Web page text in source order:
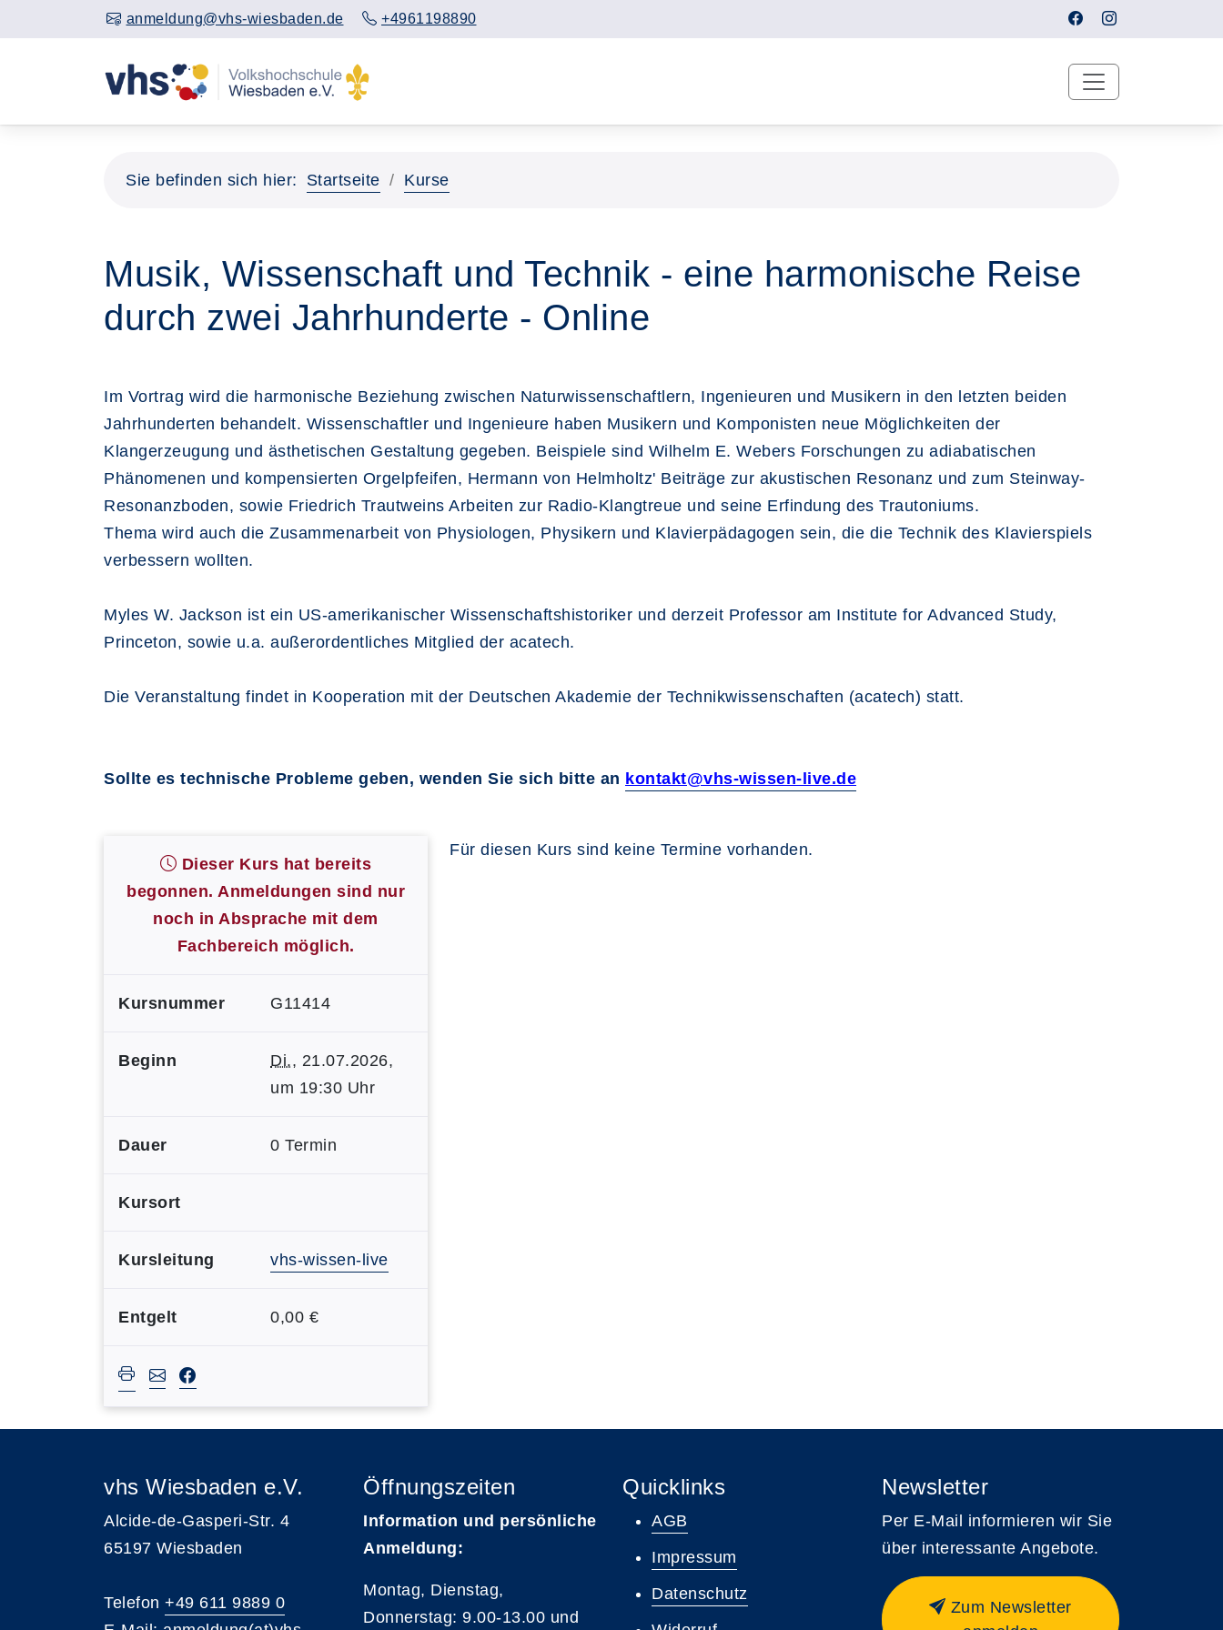
anmeldung@vhs-wiesbaden.de +4961198890
Sie befinden sich hier: Startseite Kurse
Musik, Wissenschaft und Technik - eine harmonische Reise
durch zwei Jahrhunderte - Online
Im Vortrag wird die harmonische Beziehung zwischen Naturwissenschaftlern, Ingenieuren und Musikern in den letzten beiden
Jahrhunderten behandelt. Wissenschaftler und Ingenieure haben Musikern und Komponisten neue Möglichkeiten der
Klangerzeugung und ästhetischen Gestaltung gegeben. Beispiele sind Wilhelm E. Webers Forschungen zu adiabatischen
Phänomenen und kompensierten Orgelpfeifen, Hermann von Helmholtz' Beiträge zur akustischen Resonanz und zum Steinway-
Resonanzboden, sowie Friedrich Trautweins Arbeiten zur Radio-Klangtreue und seine Erfindung des Trautoniums.
Thema wird auch die Zusammenarbeit von Physiologen, Physikern und Klavierpädagogen sein, die die Technik des Klavierspiels
verbessern wollten.
Myles W. Jackson ist ein US-amerikanischer Wissenschaftshistoriker und derzeit Professor am Institute for Advanced Study,
Princeton, sowie u.a. außerordentliches Mitglied der acatech.
Die Veranstaltung findet in Kooperation mit der Deutschen Akademie der Technikwissenschaften (acatech) statt.
Sollte es technische Probleme geben, wenden Sie sich bitte an kontakt@vhs-wissen-live.de
Dieser Kurs hat bereits
begonnen. Anmeldungen sind nur
noch in Absprache mit dem
Fachbereich möglich.
Kursnummer G11414
Beginn Di., 21.07.2026,
um 19:30 Uhr
Dauer 0 Termin
Kursort
Kursleitung vhs-wissen-live
Entgelt 0,00 €
Für diesen Kurs sind keine Termine vorhanden.
vhs Wiesbaden e.V.
Alcide-de-Gasperi-Str. 4
65197 Wiesbaden
Telefon +49 611 9889 0
Öffnungszeiten
Information und persönliche
Anmeldung:
Montag, Dienstag,
Donnerstag: 9.00-13.00 und
Quicklinks
AGB
Impressum
Datenschutz
Newsletter
Per E-Mail informieren wir Sie
über interessante Angebote.
Zum Newsletter